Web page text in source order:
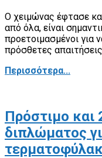
Ο χειμώνας έφτασε
από όλα, είναι
προετοιμασμένοι για
πρόσθετες
Περισσότερα...
Πρόστιμο και
διπλώματος